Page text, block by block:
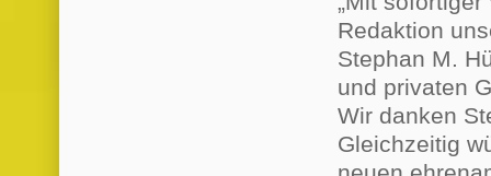
Redaktion
Stephan M.
und privaten
Wir danken
Gleichzeitig